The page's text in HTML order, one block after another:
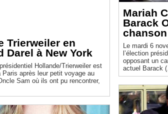
Trierweiler en
Darel à New York
Hollande/Trierweiler est
Paris après leur petit voyage au
Sam où ils ont pu rencontrer,
Mariah
Barack
chanson
Le mardi 6
l’élection
opposant un
actuel Barack